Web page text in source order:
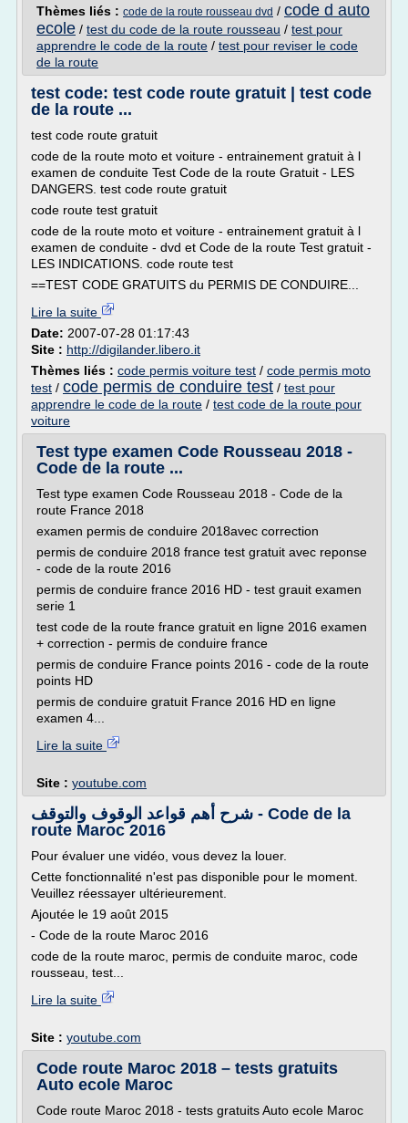
Thèmes liés : code de la route rousseau dvd / code d auto
ecole / test du code de la route rousseau / test pour
apprendre le code de la route / test pour reviser le code
de la route
test code: test code route gratuit | test code
de la route ...
test code route gratuit
code de la route moto et voiture - entrainement gratuit à l
examen de conduite Test Code de la route Gratuit - LES
DANGERS. test code route gratuit
code route test gratuit
code de la route moto et voiture - entrainement gratuit à l
examen de conduite - dvd et Code de la route Test gratuit -
LES INDICATIONS. code route test
==TEST CODE GRATUITS du PERMIS DE CONDUIRE...
Lire la suite
Date: 2007-07-28 01:17:43
Site : http://digilander.libero.it
Thèmes liés : code permis voiture test / code permis moto
test / code permis de conduire test / test pour
apprendre le code de la route / test code de la route pour
voiture
Test type examen Code Rousseau 2018 -
Code de la route ...
Test type examen Code Rousseau 2018 - Code de la
route France 2018
examen permis de conduire 2018avec correction
permis de conduire 2018 france test gratuit avec reponse
- code de la route 2016
permis de conduire france 2016 HD - test grauit examen
serie 1
test code de la route france gratuit en ligne 2016 examen
+ correction - permis de conduire france
permis de conduire France points 2016 - code de la route
points HD
permis de conduire gratuit France 2016 HD en ligne
examen 4...
Lire la suite
Site : youtube.com
شرح أهم قواعد الوقوف والتوقف - Code de la
route Maroc 2016
Pour évaluer une vidéo, vous devez la louer.
Cette fonctionnalité n'est pas disponible pour le moment.
Veuillez réessayer ultérieurement.
Ajoutée le 19 août 2015
- Code de la route Maroc 2016
code de la route maroc, permis de conduite maroc, code
rousseau, test...
Lire la suite
Site : youtube.com
Code route Maroc 2018 – tests gratuits
Auto ecole Maroc
Code route Maroc 2018 - tests gratuits Auto ecole Maroc